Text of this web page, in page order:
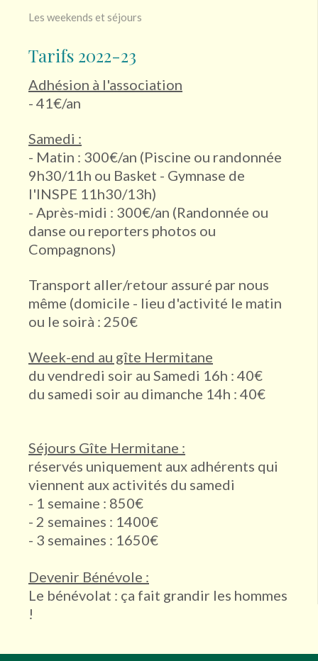
Les weekends et séjours
Tarifs 2022-23
Adhésion à l'association
- 41€/an
Samedi :
- Matin : 300€/an (Piscine ou randonnée
9h30/11h ou Basket - Gymnase de
l'INSPE 11h30/13h)
- Après-midi : 300€/an (Randonnée ou
danse ou reporters photos ou
Compagnons)
Transport aller/retour assuré par nous
même (domicile - lieu d'activité le matin
ou le soirà : 250€
Week-end au gîte Hermitane
du vendredi soir au Samedi 16h : 40€
du samedi soir au dimanche 14h : 40€
Séjours Gîte Hermitane :
réservés uniquement aux adhérents qui
viennent aux activités du samedi
- 1 semaine : 850€
- 2 semaines : 1400€
- 3 semaines : 1650€
Devenir Bénévole :
Le bénévolat : ça fait grandir les hommes
!